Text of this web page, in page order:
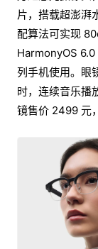
片，搭载超澎湃
配算法可实现
HarmonyOS
列手机使用。眼
时，连续音乐播
镜售价 2499 元